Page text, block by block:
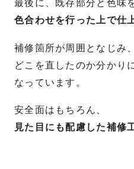
最後に、既存部分と色味
色合わせを行った上で仕
補修箇所が周囲となじみ、
どこを直したのか分かり
なっています。
安全面はもちろん、
見た目にも配慮した補修